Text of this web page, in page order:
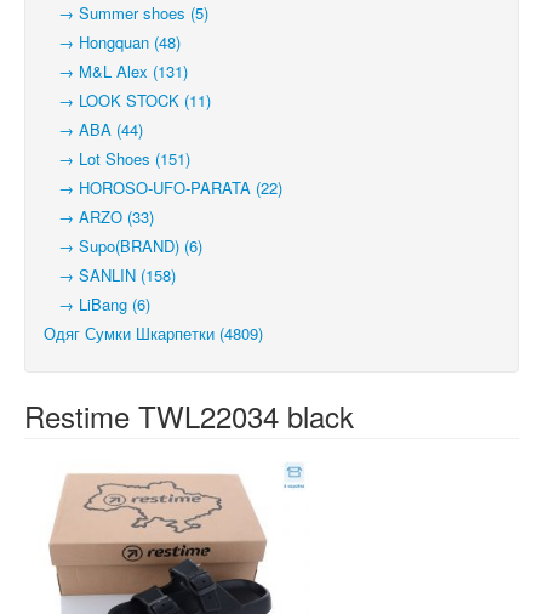
→ Summer shoes (5)
→ Hongquan (48)
→ M&L Alex (131)
→ LOOK STOCK (11)
→ ABA (44)
→ Lot Shoes (151)
→ HOROSO-UFO-PARATA (22)
→ ARZO (33)
→ Supo(BRAND) (6)
→ SANLIN (158)
→ LiBang (6)
Одяг Сумки Шкарпетки (4809)
Restime TWL22034 black